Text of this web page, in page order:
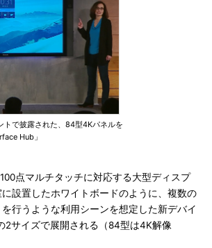
で披露された、84型4Kパネルを
Hub」
点マルチタッチに対応する大型ディスプ
設置したホワイトボードのように、複数の
行うような利用シーンを想定した新デバイ
2サイズで展開される（84型は4K解像